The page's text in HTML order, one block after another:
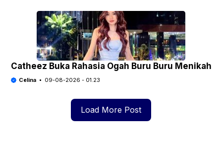
Catheez Buka Rahasia Ogah Buru Buru Menikah
Celina 09-08-2026 - 01.23
Load More Post